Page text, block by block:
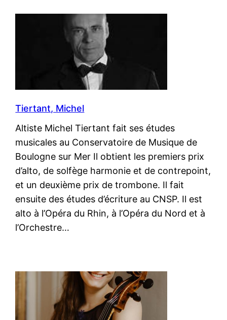
Tiertant, Michel
Altiste Michel Tiertant fait ses études
musicales au Conservatoire de Musique de
Boulogne sur Mer Il obtient les premiers prix
d’alto, de solfège harmonie et de contrepoint,
et un deuxième prix de trombone. Il fait
ensuite des études d’écriture au CNSP. Il est
alto à l’Opéra du Rhin, à l’Opéra du Nord et à
l’Orchestre…